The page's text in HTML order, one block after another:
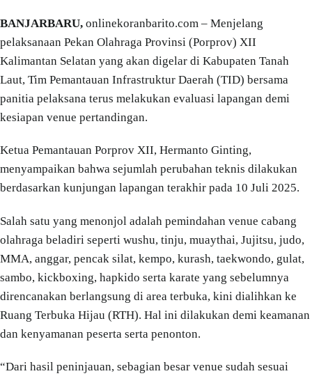
BANJARBARU, onlinekoranbarito.com – Menjelang
pelaksanaan Pekan Olahraga Provinsi (Porprov) XII
Kalimantan Selatan yang akan digelar di Kabupaten Tanah
Laut, Tim Pemantauan Infrastruktur Daerah (TID) bersama
panitia pelaksana terus melakukan evaluasi lapangan demi
kesiapan venue pertandingan.
Ketua Pemantauan Porprov XII, Hermanto Ginting,
menyampaikan bahwa sejumlah perubahan teknis dilakukan
berdasarkan kunjungan lapangan terakhir pada 10 Juli 2025.
Salah satu yang menonjol adalah pemindahan venue cabang
olahraga beladiri seperti wushu, tinju, muaythai, Jujitsu, judo,
MMA, anggar, pencak silat, kempo, kurash, taekwondo, gulat,
sambo, kickboxing, hapkido serta karate yang sebelumnya
direncanakan berlangsung di area terbuka, kini dialihkan ke
Ruang Terbuka Hijau (RTH). Hal ini dilakukan demi keamanan
dan kenyamanan peserta serta penonton.
“Dari hasil peninjauan, sebagian besar venue sudah sesuai